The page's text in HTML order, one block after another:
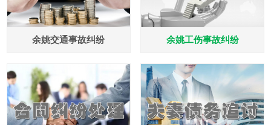
余姚交通事故纠纷 余姚工伤事故纠纷